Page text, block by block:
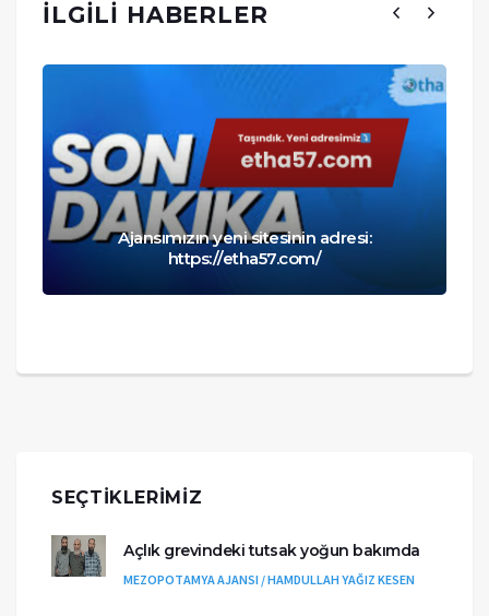
İLGILI HABERLER
Ajansımızın yeni sitesinin adresi:
https://etha57.com/
SEÇTIKLERIMIZ
Açlık grevindeki tutsak yoğun bakımda
MEZOPOTAMYA AJANSI / HAMDULLAH YAĞIZ KESEN